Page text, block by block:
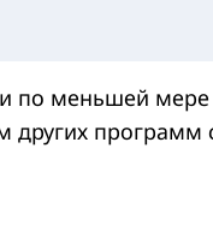
по меньшей
программ